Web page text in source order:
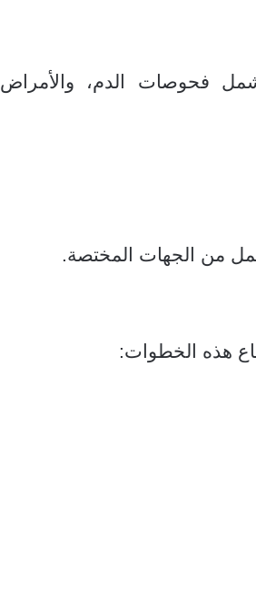
فحوصات الدم، والأمراض
من الجهات المختصة.
هذه الخطوات: